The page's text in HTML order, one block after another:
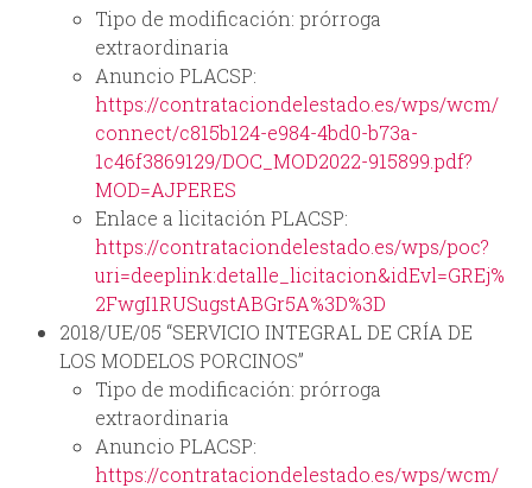
Tipo de modificación: prórroga
extraordinaria
Anuncio PLACSP:
https://contrataciondelestado.es/wps/wcm/
connect/c815b124-e984-4bd0-b73a-
1c46f3869129/DOC_MOD2022-915899.pdf?
MOD=AJPERES
Enlace a licitación PLACSP:
https://contrataciondelestado.es/wps/poc?
uri=deeplink:detalle_licitacion&idEvl=GREj%
2FwgI1RUSugstABGr5A%3D%3D
2018/UE/05 “SERVICIO INTEGRAL DE CRÍA DE
LOS MODELOS PORCINOS”
Tipo de modificación: prórroga
extraordinaria
Anuncio PLACSP:
https://contrataciondelestado.es/wps/wcm/